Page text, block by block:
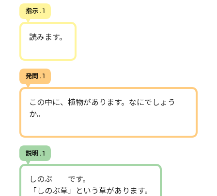
指示 . 1
読みます。
発問 . 1
この中に、植物があります。なにでしょう
か。
説明 . 1
しのぶ です。
「しのぶ草」という草があります。